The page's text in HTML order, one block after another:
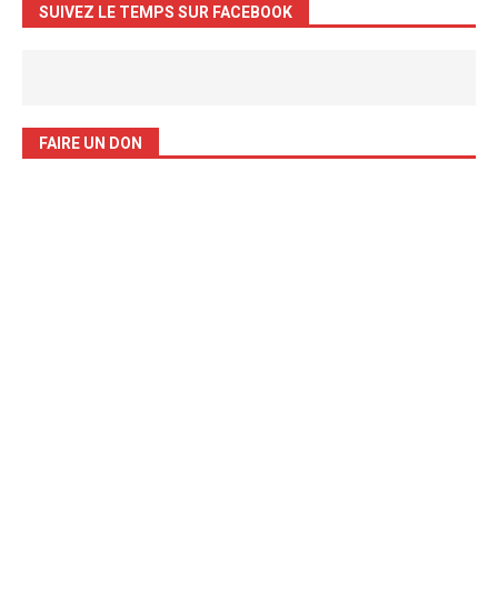
SUIVEZ LE TEMPS SUR FACEBOOK
FAIRE UN DON